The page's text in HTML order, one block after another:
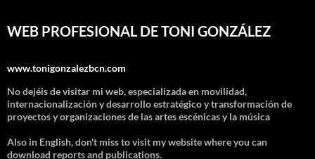
WEB PROFESIONAL DE TONI GONZÁLEZ
www.tonigonzalezbcn.com
No dejéis de visitar mi web, especializada en movilidad,
internacionalización y desarrollo estratégico y transformación de
proyectos y organizaciones de las artes escénicas y la música
Also in English, don't miss to visit my website where you can
download reports and publications.